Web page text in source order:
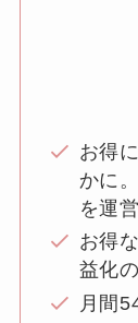
お得
かに
を運営
お得
益化
月間